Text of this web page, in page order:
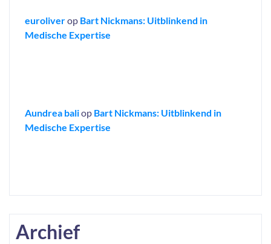
euroliverop Bart Nickmans: Uitblinkend in
Medische Expertise
Aundrea baliop Bart Nickmans: Uitblinkend in
Medische Expertise
Archief